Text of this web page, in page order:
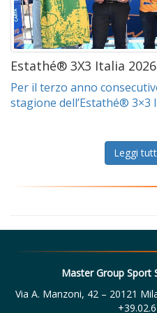
Estathé® 3X3 Italia 2026
Per il terzo anno
stagione dell’Estathé® 3×3
Leggi
Master Group Sport
Via A. Manzoni, 42 – 20121